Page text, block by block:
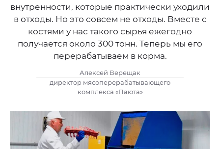
внутренности, которые практически уходили
в отходы. Но это совсем не отходы. Вместе с
костями у нас такого сырья ежегодно
получается около 300 тонн. Теперь мы его
перерабатываем в корма.
Алексей Верещак
директор мясоперерабатывающего
комплекса «Паюта»